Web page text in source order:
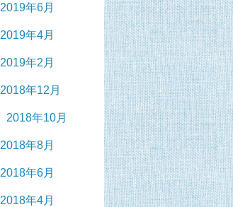
2019年6月
2019年4月
2019年2月
2018年12月
2018年10月
2018年8月
2018年6月
2018年4月